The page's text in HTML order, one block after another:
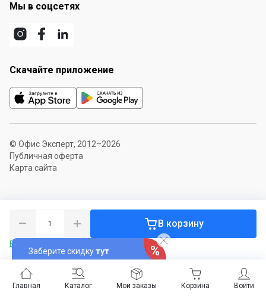
Главная Каталог Войти
Мои заказы Корзина
В корзину
В наличии 1 шт.
Заберите скидкутут
Мы в соцсетях
Скачайте приложение
© Офис Эксперт, 2012–2026
Публичная оферта
Карта сайта